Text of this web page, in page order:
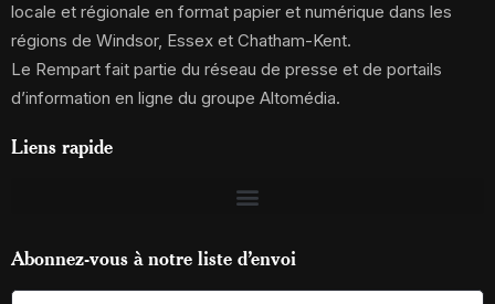
locale et régionale en format papier et numérique dans les
régions de Windsor, Essex et Chatham-Kent.
Le Rempart fait partie du réseau de presse et de portails
d’information en ligne du groupe Altomédia.
Liens rapide
Abonnez-vous à notre liste d’envoi